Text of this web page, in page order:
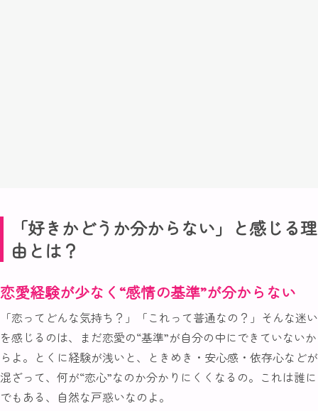
「好きかどうか分からない」と感じる理
由とは？
恋愛経験が少なく“感情の基準”が分からない
「恋ってどんな気持ち？」「これって普通なの？」そんな迷い
を感じるのは、まだ恋愛の“基準”が自分の中にできていないか
らよ。とくに経験が浅いと、ときめき・安心感・依存心などが
混ざって、何が“恋心”なのか分かりにくくなるの。これは誰に
でもある、自然な戸惑いなのよ。